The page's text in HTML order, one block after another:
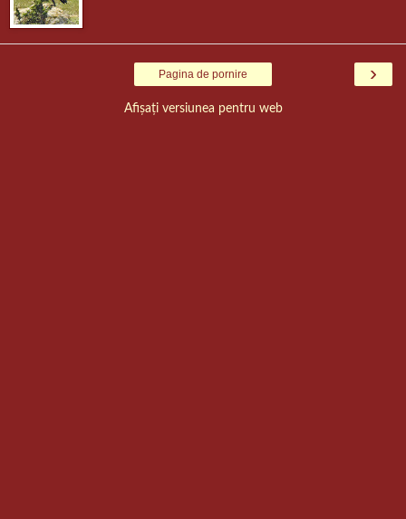
›
Pagina de pornire
Afișați versiunea pentru web